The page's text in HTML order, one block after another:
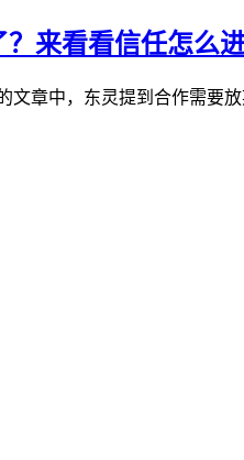
？来看看信任怎么
章中，东灵提到合作需